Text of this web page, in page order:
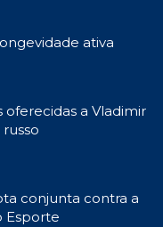
ativa
oferecidas a Vladimir
conjunta contra a
Esporte